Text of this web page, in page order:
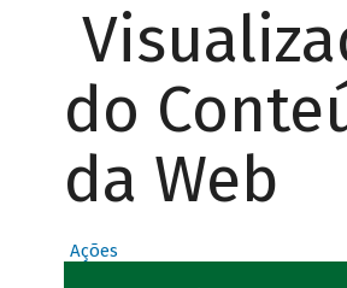
do
da Web
Ações